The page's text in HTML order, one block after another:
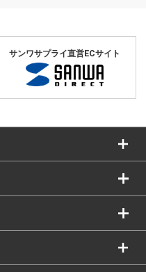
サンワサプライ直営ECサイト